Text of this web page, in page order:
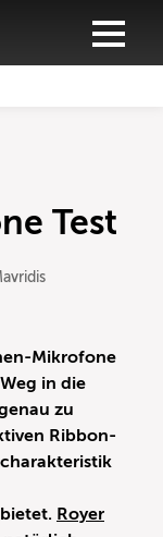
Test
Mikrofone
in die
zu
Ribbon-
Royer